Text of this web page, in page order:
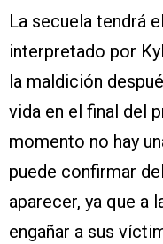
La secuela tendrá
interpretado por
la maldición
vida en el final del
momento no hay
puede confirmar
aparecer, ya que a
engañar a sus